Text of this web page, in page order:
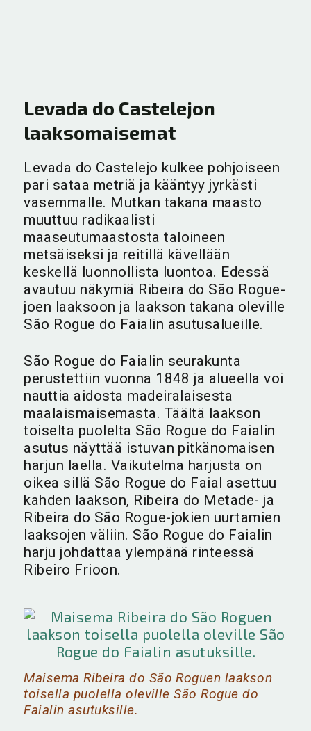
Levada do Castelejon
laaksomaisemat
Levada do Castelejo kulkee pohjoiseen
pari sataa metriä ja kääntyy jyrkästi
vasemmalle. Mutkan takana maasto
muuttuu radikaalisti
maaseutumaastosta taloineen
metsäiseksi ja reitillä kävellään
keskellä luonnollista luontoa. Edessä
avautuu näkymiä Ribeira do São Rogue-
joen laaksoon ja laakson takana oleville
São Rogue do Faialin asutusalueille.
São Rogue do Faialin seurakunta
perustettiin vuonna 1848 ja alueella voi
nauttia aidosta madeiralaisesta
maalaismaisemasta. Täältä laakson
toiselta puolelta São Rogue do Faialin
asutus näyttää istuvan pitkänomaisen
harjun laella. Vaikutelma harjusta on
oikea sillä São Rogue do Faial asettuu
kahden laakson, Ribeira do Metade- ja
Ribeira do São Rogue-jokien uurtamien
laaksojen väliin. São Rogue do Faialin
harju johdattaa ylempänä rinteessä
Ribeiro Frioon.
Maisema Ribeira do São Roguen laakson
toisella puolella oleville São Rogue do
Faialin asutuksille.